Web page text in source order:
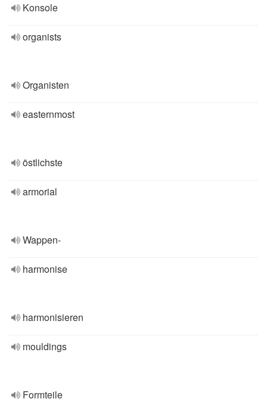
Konsole
organists
Organisten
easternmost
östlichste
armorial
Wappen-
harmonise
harmonisieren
mouldings
Formteile